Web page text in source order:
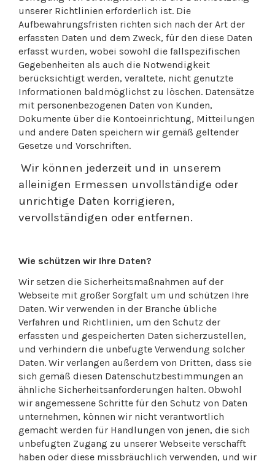
unserer Richtlinien erforderlich ist. Die
Aufbewahrungsfristen richten sich nach der Art der
erfassten Daten und dem Zweck, für den diese Daten
erfasst wurden, wobei sowohl die fallspezifischen
Gegebenheiten als auch die Notwendigkeit
berücksichtigt werden, veraltete, nicht genutzte
Informationen baldmöglichst zu löschen. Datensätze
mit personenbezogenen Daten von Kunden,
Dokumente über die Kontoeinrichtung, Mitteilungen
und andere Daten speichern wir gemäß geltender
Gesetze und Vorschriften.
Wir können jederzeit und in unserem
alleinigen Ermessen unvollständige oder
unrichtige Daten korrigieren,
vervollständigen oder entfernen.
Wie schützen wir Ihre Daten?
Wir setzen die Sicherheitsmaßnahmen auf der
Webseite mit großer Sorgfalt um und schützen Ihre
Daten. Wir verwenden in der Branche übliche
Verfahren und Richtlinien, um den Schutz der
erfassten und gespeicherten Daten sicherzustellen,
und verhindern die unbefugte Verwendung solcher
Daten. Wir verlangen außerdem von Dritten, dass sie
sich gemäß diesen Datenschutzbestimmungen an
ähnliche Sicherheitsanforderungen halten. Obwohl
wir angemessene Schritte für den Schutz von Daten
unternehmen, können wir nicht verantwortlich
gemacht werden für Handlungen von jenen, die sich
unbefugten Zugang zu unserer Webseite verschafft
haben oder diese missbräuchlich verwenden, und wir